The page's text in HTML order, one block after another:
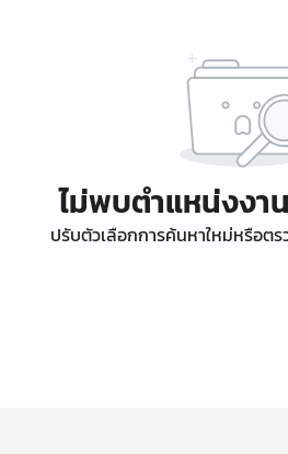
ไม่พบตำแหน่งง
ปรับตัวเลือกการค้นหาใหม่หรือต